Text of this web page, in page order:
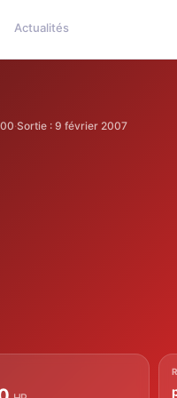
Actualités
·Sortie : 9 février 2007